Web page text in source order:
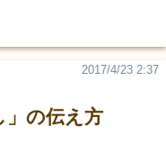
」の伝え方
2017/4/23 2:37